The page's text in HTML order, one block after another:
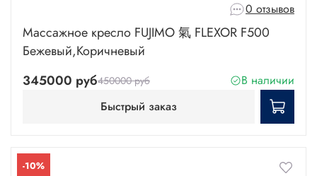
0 отзывов
Массажное кресло FUJIMO 氣 FLEXOR F500
Бежевый,Коричневый
345000 руб450000 руб
В наличии
Быстрый заказ
-10%